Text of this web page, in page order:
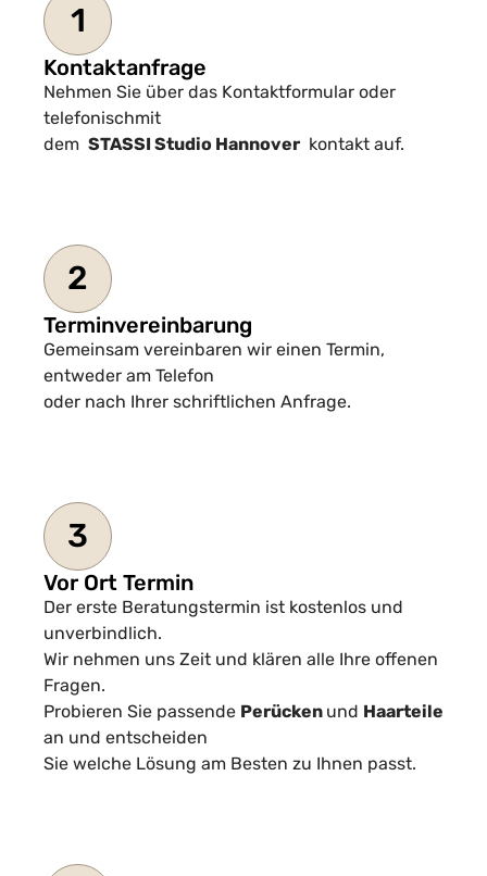
1
Kontaktanfrage
Nehmen Sie über das Kontaktformular oder
telefonischmit
dem STASSI Studio Hannover kontakt auf.
2
Terminvereinbarung
Gemeinsam vereinbaren wir einen Termin,
entweder am Telefon
oder nach Ihrer schriftlichen Anfrage.
3
Vor Ort Termin
Der erste Beratungstermin ist kostenlos und
unverbindlich.
Wir nehmen uns Zeit und klären alle Ihre offenen
Fragen.
Probieren Sie passende Perücken und Haarteile
an und entscheiden
Sie welche Lösung am Besten zu Ihnen passt.